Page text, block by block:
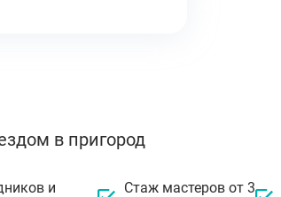
в пригород
и
Стаж мастеров от 3